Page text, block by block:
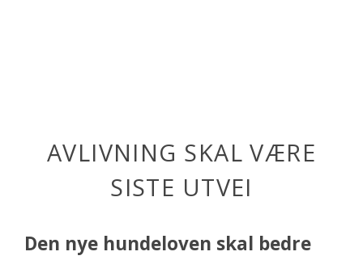
AVLIVNING SKAL VÆRE
SISTE UTVEI
Den nye hundeloven skal bedre